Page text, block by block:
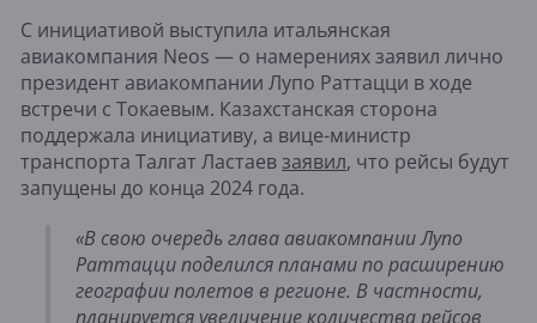
С инициативой выступила итальянская
авиакомпания Neos — о намерениях заявил лично
президент авиакомпании Лупо Раттацци в ходе
встречи с Токаевым. Казахстанская сторона
поддержала инициативу, а вице-министр
транспорта Талгат Ластаевзаявил, что рейсы будут
запущены до конца 2024 года.
«В свою очередь глава авиакомпании Лупо
Раттацци поделился планами по расширению
географии полетов в регионе. В частности,
планируется увеличение количества рейсов